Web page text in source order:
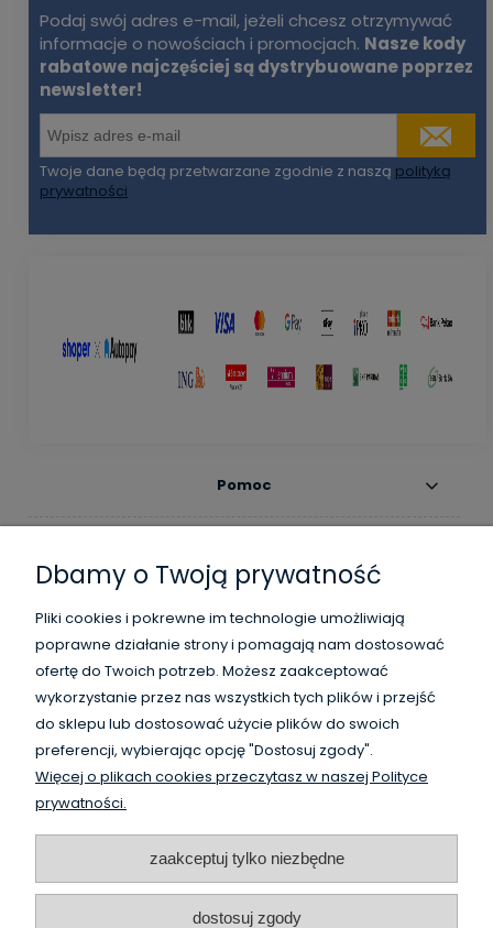
Podaj swój adres e-mail, jeżeli chcesz otrzymywać
informacje o nowościach i promocjach. Nasze kody
rabatowe najczęściej są dystrybuowane poprzez
newsletter!
Twoje dane będą przetwarzane zgodnie z naszą polityką
prywatności
Pomoc
Informacje
O nas
WysokiSklad.pl jest własnością firmy Vanguard Poland
www.vanguardpoland.com
Dbamy o Twoją prywatność
Pliki cookies i pokrewne im technologie umożliwiają
poprawne działanie strony i pomagają nam dostosować
ofertę do Twoich potrzeb. Możesz zaakceptować
wykorzystanie przez nas wszystkich tych plików i przejść
do sklepu lub dostosować użycie plików do swoich
preferencji, wybierając opcję "Dostosuj zgody".
Więcej o plikach cookies przeczytasz w naszej Polityce
prywatności.
zaakceptuj tylko niezbędne
dostosuj zgody